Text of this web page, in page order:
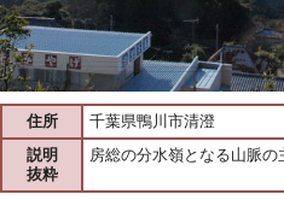
住所
千葉県鴨川市清澄
説明
抜粋
房総の分水嶺となる山脈の